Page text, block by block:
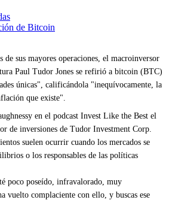
de Bitcoin
de sus mayores operaciones, el macroinversor
Paul Tudor Jones se refirió a bitcoin (BTC)
únicas", calificándola "inequívocamente, la
que existe".
en el podcast Invest Like the Best el
de inversiones de Tudor Investment Corp.
suelen ocurrir cuando los mercados se
o los responsables de las políticas
poco poseído, infravalorado, muy
vuelto complaciente con ello, y buscas ese